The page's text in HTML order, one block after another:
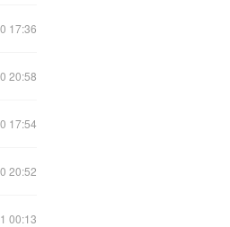
17:36
20:58
17:54
20:52
00:13